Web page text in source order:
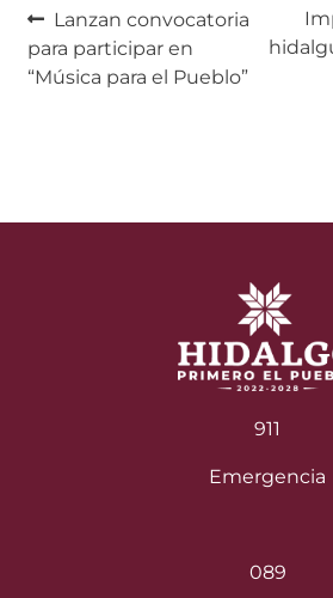
Navegación
de
Anterior:
Lanzan convocatoria
para participar en
“Música para el Pueblo”
911
Emergencia
089